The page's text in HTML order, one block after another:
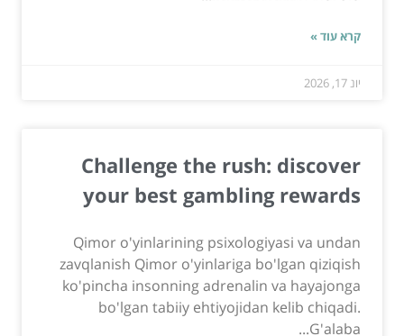
קרא עוד »
יונ 17, 2026
Challenge the rush: discover
your best gambling rewards
Qimor o'yinlarining psixologiyasi va undan
zavqlanish Qimor o'yinlariga bo'lgan qiziqish
ko'pincha insonning adrenalin va hayajonga
bo'lgan tabiiy ehtiyojidan kelib chiqadi.
G'alaba...